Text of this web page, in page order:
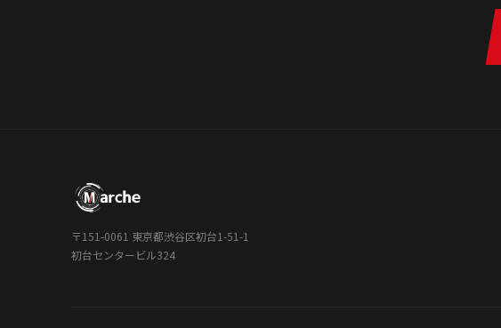
〒151-0061 東京都渋谷区初台1-51-1
初台センタービル324